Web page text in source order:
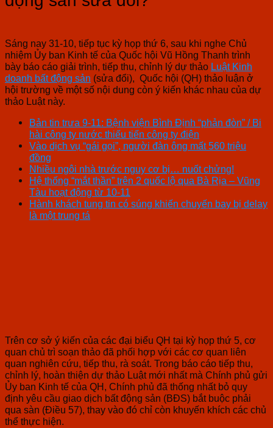
Sáng nay 31-10, tiếp tục kỳ họp thứ 6, sau khi nghe Chủ
nhiệm Ủy ban Kinh tế của Quốc hội Vũ Hồng Thanh trình
bày báo cáo giải trình, tiếp thu, chỉnh lý dự thảo Luật Kinh
doanh bất động sản (sửa đổi), Quốc hội (QH) thảo luận ở
hội trường về một số nội dung còn ý kiến khác nhau của dự
thảo Luật này.
Bản tin trưa 9-11: Bệnh viện Bình Định “phản đòn” / Bi
hài công ty nước thiếu tiến công ty điện
Vào dịch vụ “gái gọi”, người đàn ông mất 560 triệu
đồng
Nhiều ngôi nhà trước nguy cơ bị… nuốt chửng!
Hệ thống “mắt thần” trên 2 quốc lộ qua Bà Rịa – Vũng
Tàu hoạt động từ 10-11
Hành khách tung tin có súng khiến chuyến bay bị delay
là một trung tá
Trên cơ sở ý kiến của các đại biểu QH tại kỳ họp thứ 5, cơ
quan chủ trì soạn thảo đã phối hợp với các cơ quan liên
quan nghiên cứu, tiếp thu, rà soát. Trong báo cáo tiếp thu,
chỉnh lý, hoàn thiện dự thảo Luật mới nhất mà Chính phủ gửi
Ủy ban Kinh tế của QH, Chính phủ đã thống nhất bỏ quy
định yêu cầu giao dịch bất động sản (BĐS) bắt buộc phải
qua sàn (Điều 57), thay vào đó chỉ còn khuyến khích các chủ
thể thực hiện.